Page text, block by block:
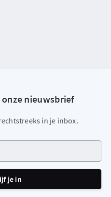
nieuwsbrief
in je inbox.
je in